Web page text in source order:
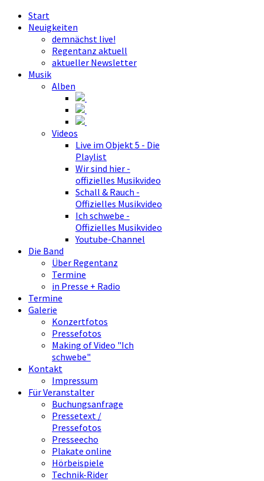
Start
Neuigkeiten
demnächst live!
Regentanz aktuell
aktueller Newsletter
Musik
Alben
Videos
Live im Objekt 5 - Die
Playlist
Wir sind hier -
offizielles Musikvideo
Schall & Rauch -
Offizielles Musikvideo
Ich schwebe -
Offizielles Musikvideo
Youtube-Channel
Die Band
Über Regentanz
Termine
in Presse + Radio
Termine
Galerie
Konzertfotos
Pressefotos
Making of Video "Ich
schwebe"
Kontakt
Impressum
Für Veranstalter
Buchungsanfrage
Pressetext /
Pressefotos
Presseecho
Plakate online
Hörbeispiele
Technik-Rider